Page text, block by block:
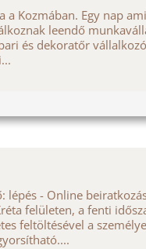
a Kozmában. Egy nap
leendő
és dekoratőr
lépés - Online
felületen, a fenti
feltöltésével a